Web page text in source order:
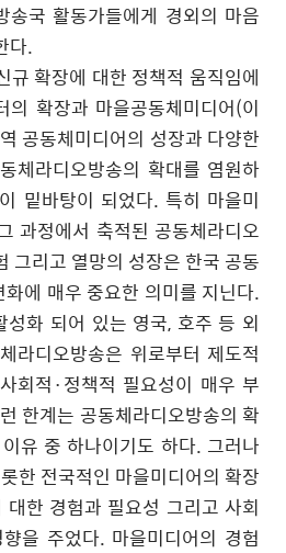
송국 활동가들에게 경외의 마음
다.
규 확장에 대한 정책적 움직임에
의 확장과 마을공동체미디어(이
공동체미디어의 성장과 다양한
체라디오방송의 확대를 염원하
밑바탕이 되었다. 특히 마을미
과정에서 축적된 공동체라디오
그리고 열망의 성장은 한국 공동
에 매우 중요한 의미를 지닌다.
성화 되어 있는 영국, 호주 등 외
라디오방송은 위로부터 제도적
회적·정책적 필요성이 매우 부
한계는 공동체라디오방송의 확
유 중 하나이기도 하다. 그러나
한 전국적인 마을미디어의 확장
한 경험과 필요성 그리고 사회
을 주었다. 마을미디어의 경험